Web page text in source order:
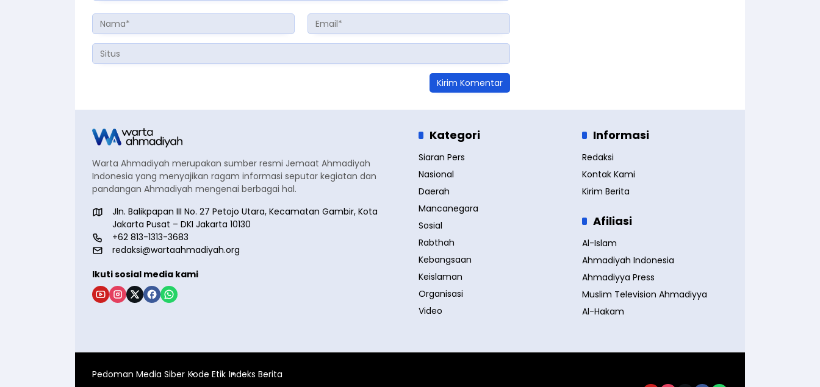
Warta Ahmadiyah merupakan sumber resmi Jemaat Ahmadiyah
Indonesia yang menyajikan ragam informasi seputar kegiatan dan
pandangan Ahmadiyah mengenai berbagai hal.
Jln. Balikpapan III No. 27 Petojo Utara, Kecamatan Gambir, Kota
Jakarta Pusat – DKI Jakarta 10130
+62 813-1313-3683
redaksi@wartaahmadiyah.org
Ikuti sosial media kami
Kategori
Siaran Pers
Nasional
Daerah
Mancanegara
Sosial
Rabthah
Kebangsaan
Keislaman
Organisasi
Video
Informasi
Redaksi
Kontak Kami
Kirim Berita
Afiliasi
Al-Islam
Ahmadiyah Indonesia
Ahmadiyya Press
Muslim Television Ahmadiyya
Al-Hakam
Pedoman Media Siber Kode Etik Indeks Berita